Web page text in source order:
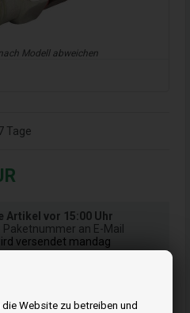
Website zu betreiben und
Modell abweichen
Tage
Artikel vor 15:00 Uhr
an E-Mail
versendet mandag
Kaufen